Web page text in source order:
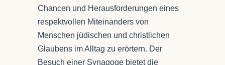
Chancen und Herausforderungen eines
respektvollen Miteinanders von
Menschen jüdischen und christlichen
Glaubens im Alltag zu erörtern. Der
Besuch einer Synagoge bietet die